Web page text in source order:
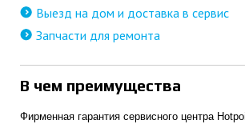
Выезд на дом и доставка в сервис
Запчасти для ремонта
В чем преимущества
Фирменная гарантия сервисного центра